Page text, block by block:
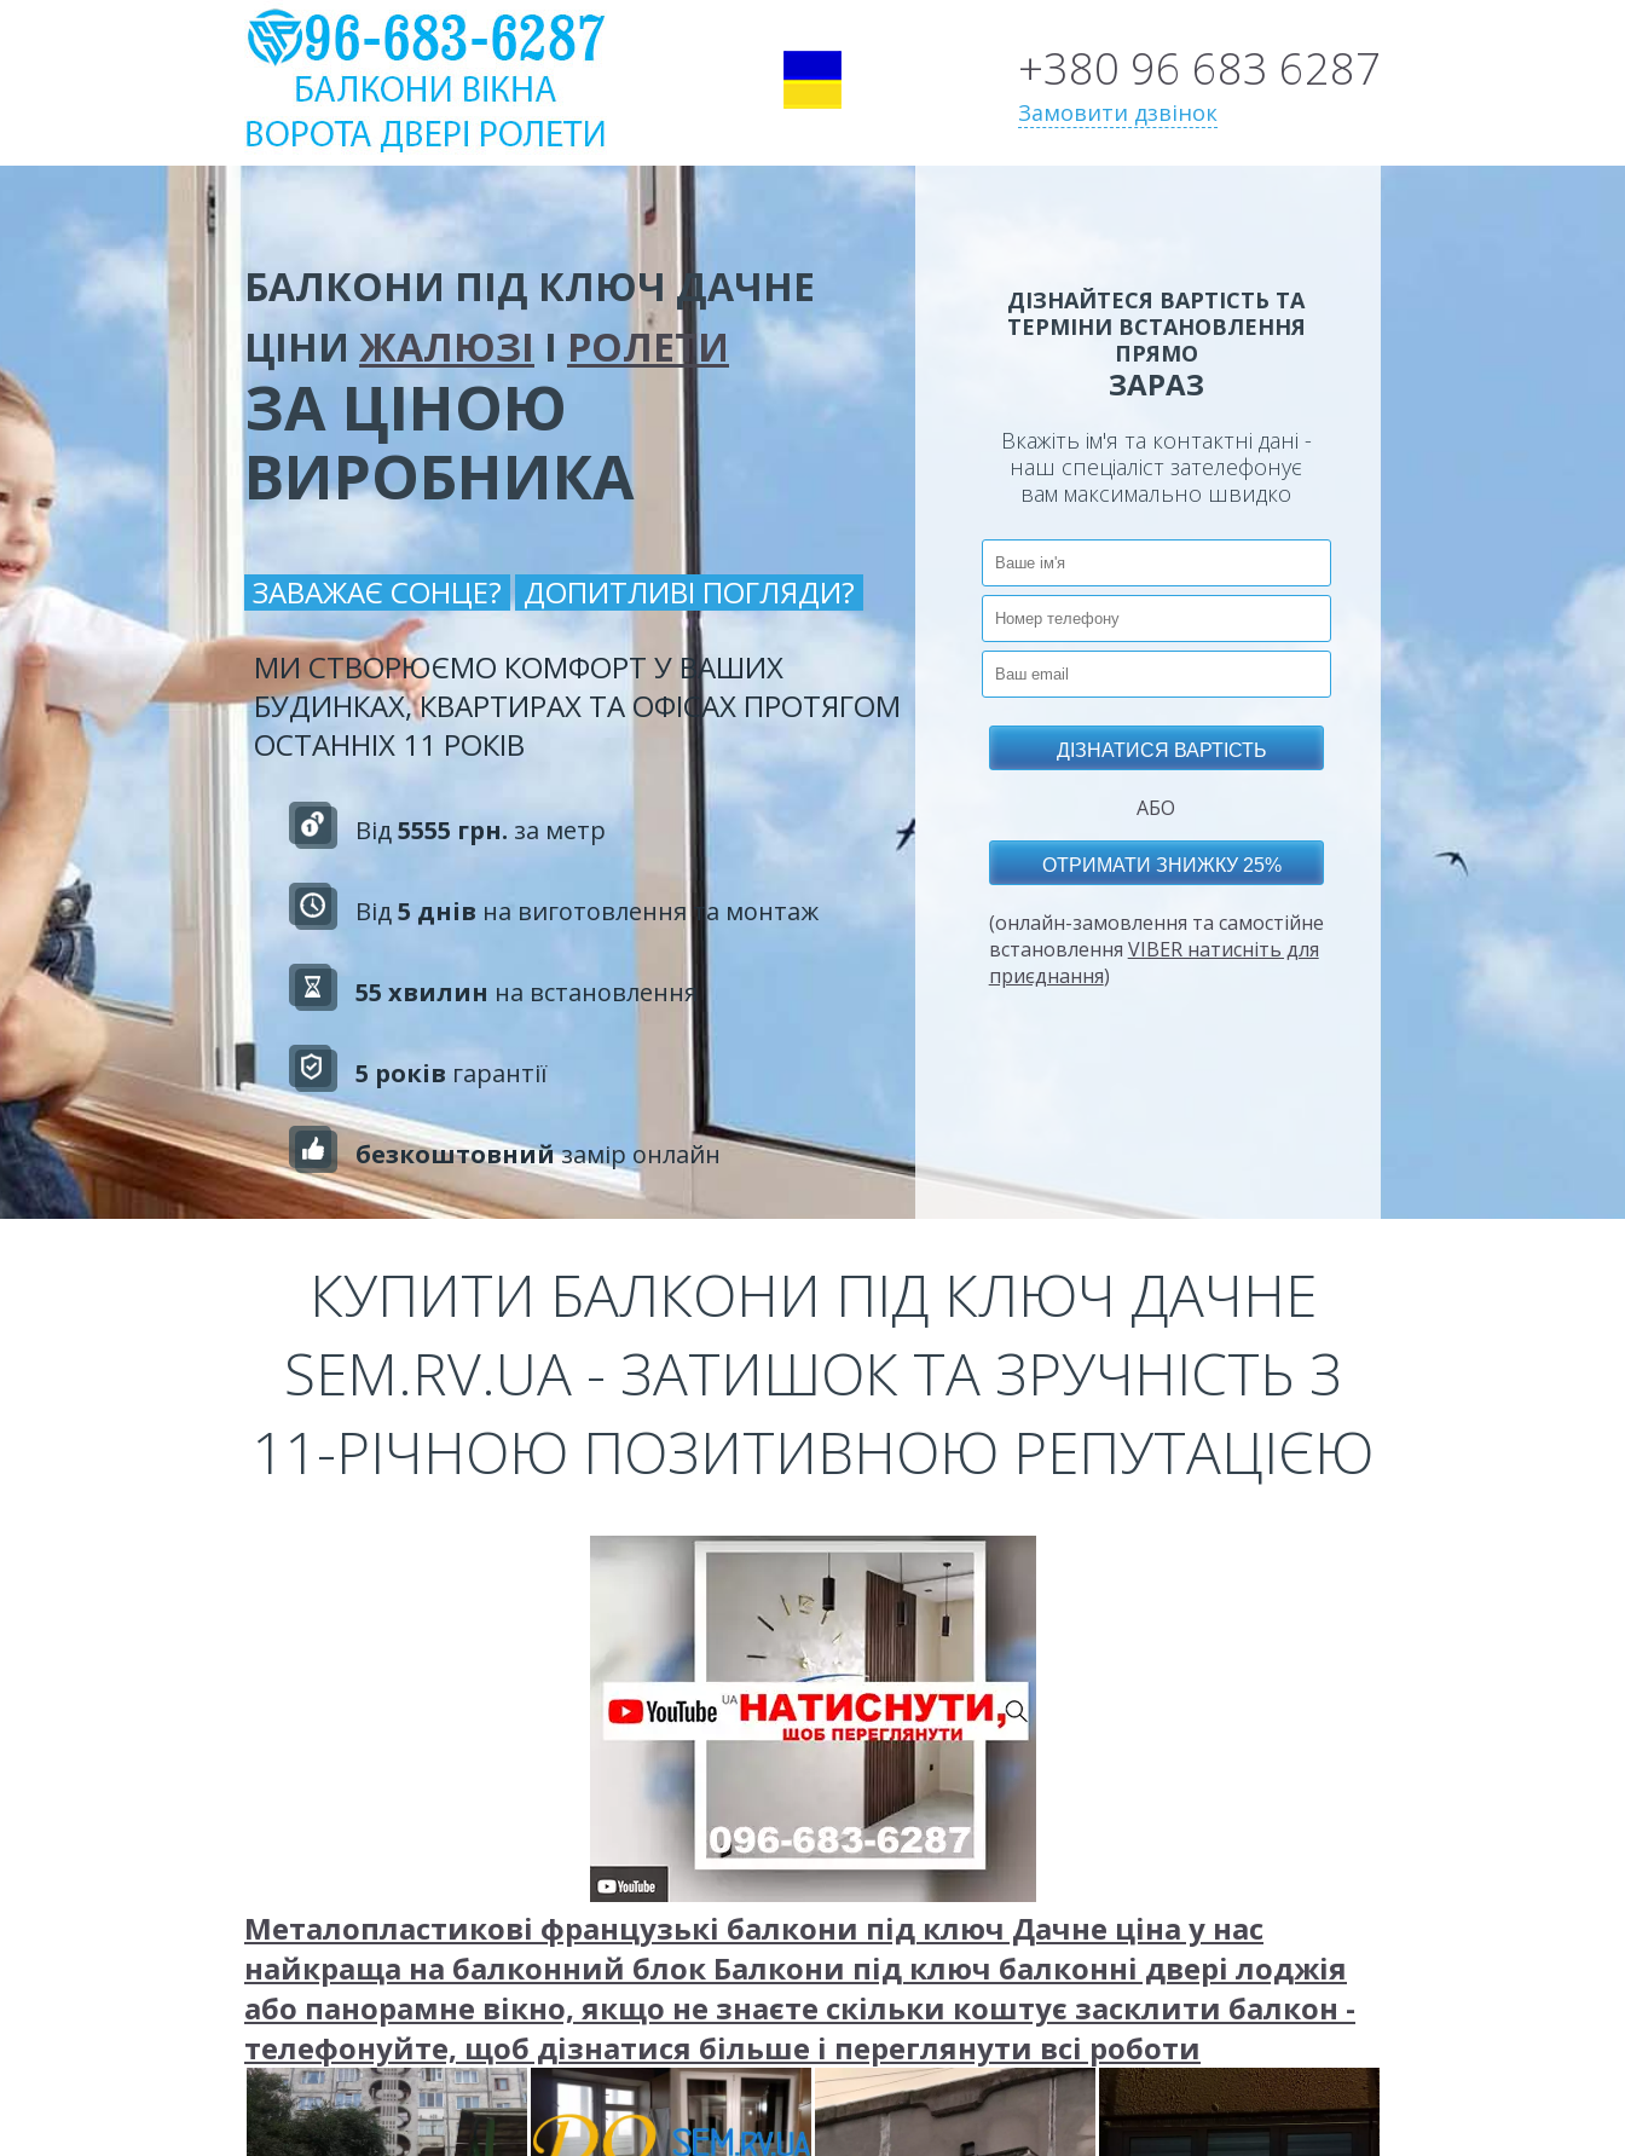
+380 96 683 6287
Замовити дзвінок
БАЛКОНИ ПІД КЛЮЧ ДАЧНЕ
ЦІНИ ЖАЛЮЗІ І РОЛЕТИ
ЗА ЦІНОЮ
ВИРОБНИКА
ЗАВАЖАЄ СОНЦЕ?
ДОПИТЛИВІ ПОГЛЯДИ?
МИ СТВОРЮЄМО КОМФОРТ У ВАШИХ
БУДИНКАХ, КВАРТИРАХ ТА ОФІСАХ ПРОТЯГОМ
ОСТАННІХ 11 РОКІВ
Від5555 грн. за метр
Від5 днів на виготовлення та монтаж
55 хвилин на встановлення
5 років гарантії
безкоштовнийзамір онлайн
ДІЗНАЙТЕСЯ ВАРТІСТЬ ТА
ТЕРМІНИ ВСТАНОВЛЕННЯ
ПРЯМО
ЗАРАЗ
Вкажіть ім'я та контактні дані -
наш спеціаліст зателефонує
вам максимально швидко
АБО
(онлайн-замовлення та самостійне
встановлення VIBER натисніть для
приєднання)
КУПИТИ БАЛКОНИ ПІД КЛЮЧ ДАЧНЕ
SEM.RV.UA - ЗАТИШОК ТА ЗРУЧНІСТЬ З
11-РІЧНОЮ ПОЗИТИВНОЮ РЕПУТАЦІЄЮ
Металопластикові французькі балкони під ключ Дачне ціна у нас
найкраща на балконний блок Балкони під ключ балконні двері лоджія
або панорамне вікно, якщо не знаєте скільки коштує засклити балкон -
телефонуйте, щоб дізнатися більше і переглянути всі роботи